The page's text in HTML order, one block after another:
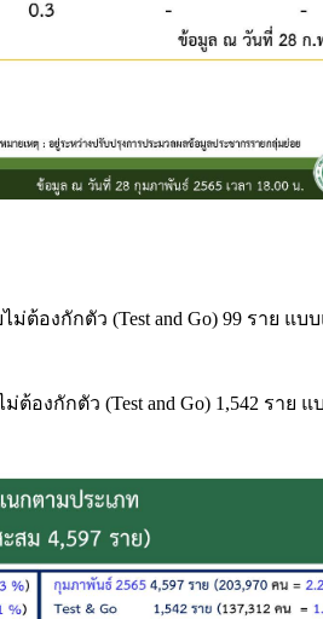
ต้องกักตัว (Test and Go) 99 ราย แ
องกักตัว (Test and Go) 1,542 ราย